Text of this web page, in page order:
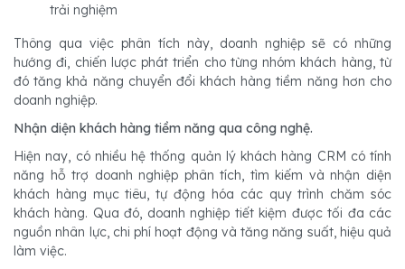
trải nghiệm
Thông qua việc phân tích này, doanh nghiệp sẽ có những
hướng đi, chiến lược phát triển cho từng nhóm khách hàng, từ
đó tăng khả năng chuyển đổi khách hàng tiềm năng hơn cho
doanh nghiệp.
Nhận diện khách hàng tiềm năng qua công nghệ.
Hiện nay, có nhiều hệ thống quản lý khách hàng CRM có tính
năng hỗ trợ doanh nghiệp phân tích, tìm kiếm và nhận diện
khách hàng mục tiêu, tự động hóa các quy trình chăm sóc
khách hàng. Qua đó, doanh nghiệp tiết kiệm được tối đa các
nguồn nhân lực, chi phí hoạt động và tăng năng suất, hiệu quả
làm việc.